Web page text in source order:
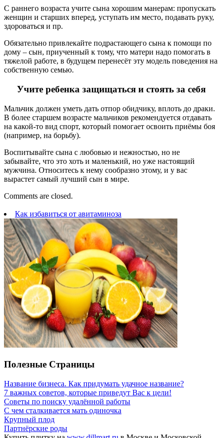
С раннего возраста учите сына хорошим манерам: пропускать
женщин и старших вперед, уступать им место, подавать руку,
здороваться и пр.
Обязательно привлекайте подрастающего сына к помощи по
дому – сын, приученный к тому, что матери надо помогать в
тяжелой работе, в будущем перенесёт эту модель поведения на
собственную семью.
Учите ребенка защищаться и стоять за себя
Мальчик должен уметь дать отпор обидчику, вплоть до драки.
В более старшем возрасте мальчиков рекомендуется отдавать
на какой-то вид спорт, который помогает освоить приёмы боя
(например, на борьбу).
Воспитывайте сына с любовью и нежностью, но не
забывайте, что это хоть и маленький, но уже настоящий
мужчина. Относитесь к нему сообразно этому, и у вас
вырастет самый лучший сын в мире.
Comments are closed.
Как избавиться от авитаминоза
Полезные Страницы
Название бизнеса. Как придумать удачное название?
7 важных советов, которые приведут Вас к цели!
Советы по поиску удалённой работы
С чем сталкивается мать одиночка
Крупный плод
Партнёрские роды